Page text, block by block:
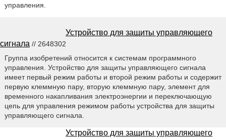
управления.
Устройство для защиты управляющего
сигнала // 2648302
Группа изобретений относится к системам программного
управления. Устройство для защиты управляющего сигнала
имеет первый режим работы и второй режим работы и содержит
первую клеммную пару, вторую клеммную пару, элемент для
временного накапливания электроэнергии и переключающую
цепь для управления режимом работы устройства для защиты
управляющего сигнала.
Устройство для защиты управляющего